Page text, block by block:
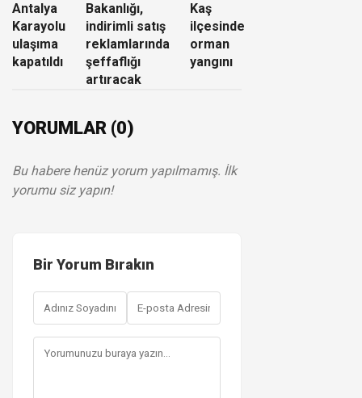
Antalya
Karayolu
ulaşıma
kapatıldı
Bakanlığı,
indirimli satış
reklamlarında
şeffaflığı
artıracak
Kaş
ilçesinde
orman
yangını
YORUMLAR (0)
Bu habere henüz yorum yapılmamış. İlk
yorumu siz yapın!
Bir Yorum Bırakın